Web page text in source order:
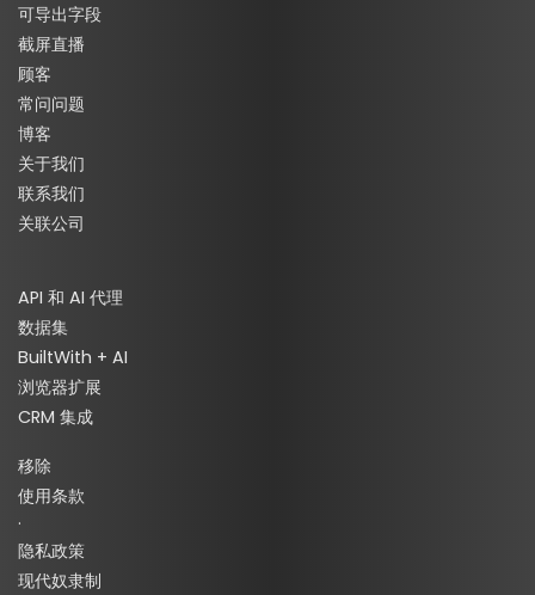
可导出字段
截屏直播
顾客
常问问题
博客
关于我们
联系我们
关联公司
API 和 AI 代理
数据集
BuiltWith + AI
浏览器扩展
CRM 集成
移除
使用条款
·
隐私政策
现代奴隶制